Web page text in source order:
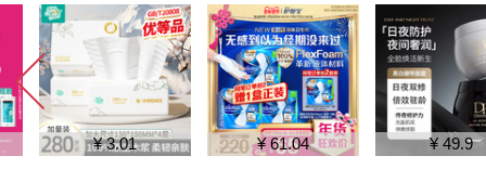
¥ 3.01 ¥ 61.04 ¥ 49.9